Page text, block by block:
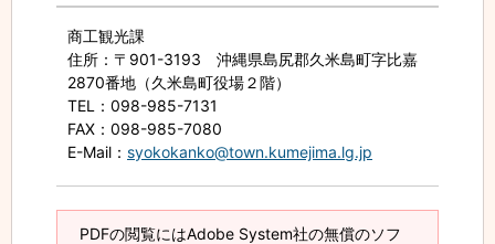
商工観光課
住所 ：〒901-3193 沖縄県島尻郡久米島町字比嘉
2870番地（久米島町役場２階）
TEL
：098-985-7131
FAX ：098-985-7080
E-Mail ： syokokanko@town.kumejima.lg.jp
PDFの閲覧にはAdobe System社の無償のソフ